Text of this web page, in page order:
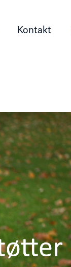
Kontakt